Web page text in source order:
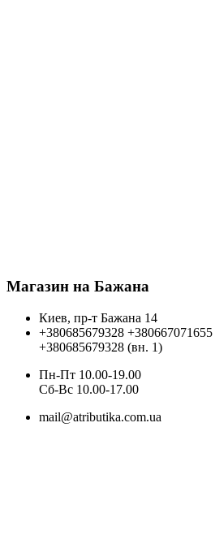
Магазин на Бажана
Киев, пр-т Бажана 14
+380685679328 +380667071655
+380685679328 (вн. 1)
Пн-Пт 10.00-19.00
Cб-Вс 10.00-17.00
mail@atributika.com.ua